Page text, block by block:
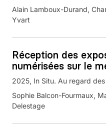
Alain Lamboux-Durand,
Yvart
Réception des
numérisées sur le
2025 In Situ. Au regard
Sophie Balcon-Fourmaux,
Delestage